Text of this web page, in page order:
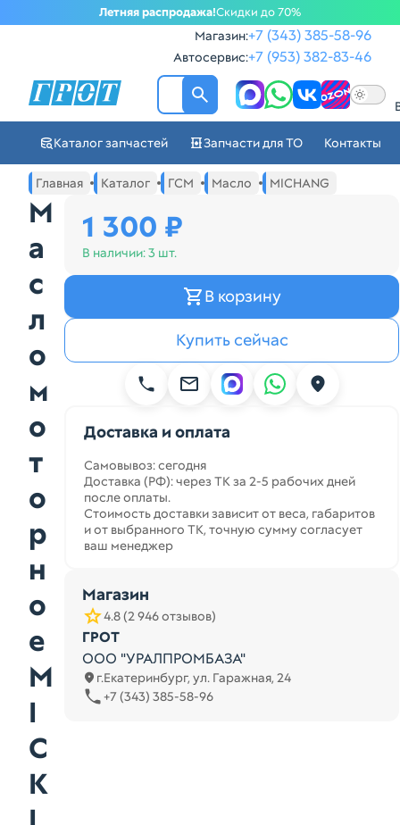
Летняя распродажа!Скидки до 70%
Магазин:+7 (343) 385-58-96
Автосервис:+7 (953) 382-83-46
ГРОТ - Автозапчасти в
Каталог запчастей Запчасти для ТО Контакты
Навигация по сайту автозапчастей ГРОТ
Основное меню навигации интернет-магазина
Главная Каталог ГСМ Масло MICHANG
М
а
с
л
о
м
о
т
о
р
н
о
е
M
I
C
K
1 300 ₽
В наличии:3 шт.
В корзину
Купить сейчас
Доставка и оплата
Самовывоз: сегодня
Доставка (РФ): через ТК за 2-5 рабочих дней
после оплаты.
Стоимость доставки зависит от веса, габаритов
и от выбранного ТК, точную сумму согласует
ваш менеджер
Магазин
4.8 (2 946 отзывов)
ГРОТ
ООО "УРАЛПРОМБАЗА"
г.Екатеринбург, ул. Гаражная, 24
+7 (343) 385-58-96